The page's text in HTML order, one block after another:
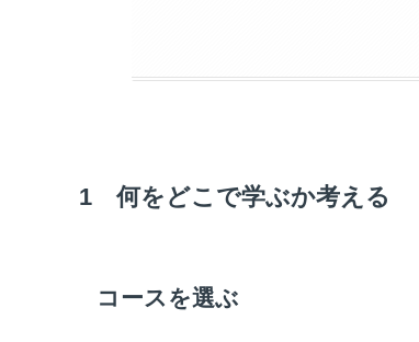
1 何をどこで学ぶか考える
コースを選ぶ